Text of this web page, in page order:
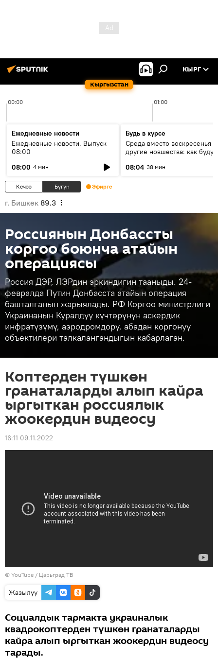
Кыргызстан
КЫРГ
00:00 01:00
Ежедневные новости
Ежедневные новости. Выпуск
08:00
08:00 4 мин
Будь в курсе
Среда вместо воскресенья и
другие новшества: как будут
08:04 38 мин
Кечээ Бүгүн Эфирге
г. Бишкек 89.3
Россиянын Донбассты
коргоо боюнча атайын
операциясы
Россия ДЭР, ЛЭРдин эркиндигин тааныды. 24-
февралда Путин Донбасста атайын операция
башталганын жарыялады. РФ Коргоо министрлиги
Украинанын Куралдуу күчтөрүнүн аскердик
инфратүзүмү, аэродромдору, абадан коргонуу
объектилери талкалангандыгын кабарлаган.
Коптерден түшкөн
гранаталарды алып кайра
ыргыткан россиялык
жоокердин видеосу
16:11 09.11.2022
© YouTube / Царьград ТВ
Жазылуу
Социалдык тармакта украиналык
квадрокоптерден түшкөн гранаталарды
кайра алып ыргыткан жоокердин видеосу
тарады.